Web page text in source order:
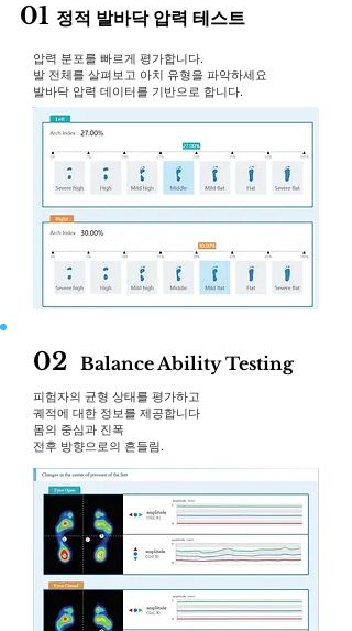
01 정적 발바닥 압력 테스트
압력 분포를 빠르게 평가합니다.
발 전체를 살펴보고 아치 유형을 파악하세요
발바닥 압력 데이터를 기반으로 합니다.
02 Balance Ability Testing
피험자의 균형 상태를 평가하고
궤적에 대한 정보를 제공합니다
몸의 중심과 진폭
전후 방향으로의 흔들림.